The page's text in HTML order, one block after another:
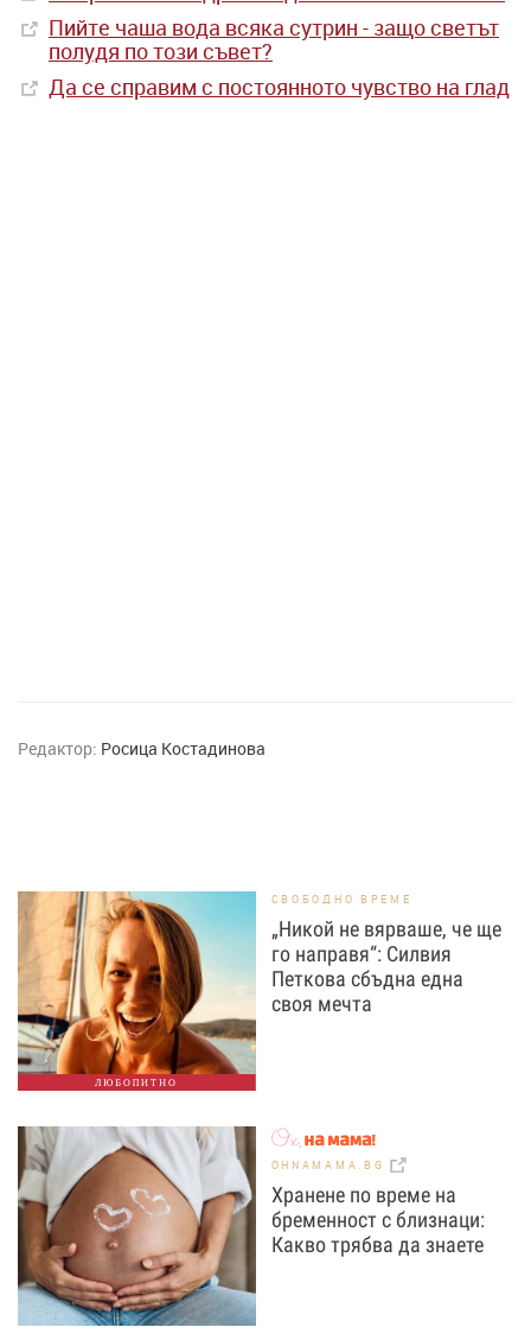
Пийте чаша вода всяка сутрин - защо светът
полудя по този съвет?
Да се справим с постоянното чувство на глад
Редактор: Росица Костадинова
ЛЮБОПИТНО
СВОБОДНО ВРЕМЕ
„Никой не вярваше, че ще
го направя“: Силвия
Петкова сбъдна една
своя мечта
OHNAMAMA.BG
Хранене по време на
бременност с близнаци:
Какво трябва да знаете